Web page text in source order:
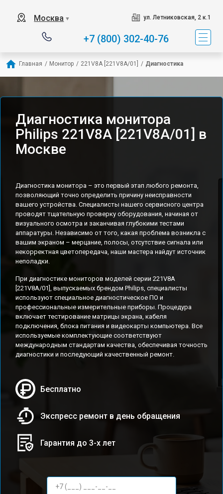
Москва ▼ ул. Летниковская, 2 к.1
+7 (800) 302-40-76
Главная / Монитор / 221V8A [221V8A/01] / Диагностика
Диагностика монитора
Philips 221V8A [221V8A/01] в
Москве
Диагностика монитора – это первый этап любого ремонта,
позволяющий точно определить причину неисправности
вашего устройства. Специалисты нашего сервисного центра
проводят тщательную проверку оборудования, начиная от
визуального осмотра и заканчивая глубокими тестами
аппаратуры. Независимо от того, какая проблема возникла с
вашим экраном – мерцание, полосы, отсутствие сигнала или
некорректная цветопередача, наши мастера найдут источник
неполадки.
При диагностике мониторов моделей серии 221V8A
[221V8A/01], выпускаемых брендом Philips, специалисты
используют специальное диагностическое ПО и
профессиональные измерительные приборы. Процедура
включает тестирование матрицы экрана, кабеля
подключения, блока питания и видеокарты компьютера. Все
используемые комплектующие соответствуют
международным стандартам качества, обеспечивая точность
диагностики и последующий качественный ремонт.
Бесплатно
Экспресс ремонт в день обращения
Гарантия до 3-х лет